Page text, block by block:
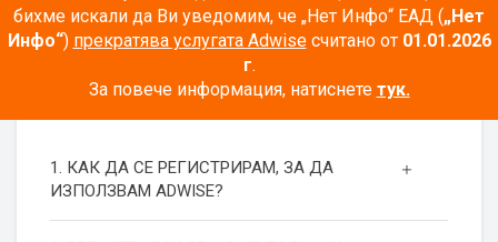
бихме искали да Ви уведомим, че „Нет Инфо“ ЕАД („Нет
Инфо“) прекратява услугата Adwiseсчитано от 01.01.2026
г.
За повече информация, натиснете тук.
РЕГИСТРАЦИЯ
1. КАК ДА СЕ РЕГИСТРИРАМ, ЗА ДА
ИЗПОЛЗВАМ ADWISE?